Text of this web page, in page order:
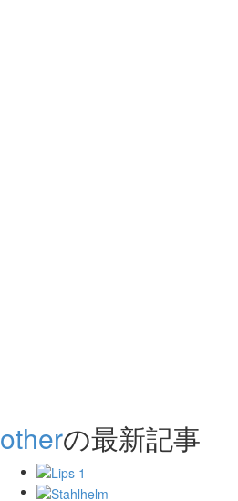
otherの最新記事